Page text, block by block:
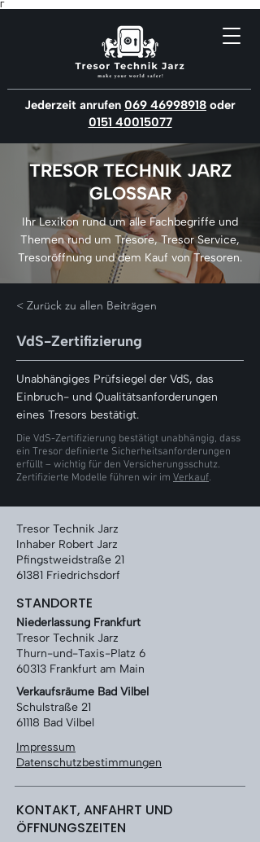
Γ
Jederzeit anrufen 069 46998918 oder
0151 40015077
TRESOR TECHNIK JARZ
GLOSSAR
Ihr Lexikon rund um alle Fachbegriffe und
Themen rund um Tresore, Tresor Service,
Tresoröffnung und dem Kauf von Tresoren.
< Zurück zu allen Beiträgen
VdS-Zertifizierung
Unabhängiges Prüfsiegel der VdS, das
Einbruch- und Qualitätsanforderungen
eines Tresors bestätigt.
Die VdS-Zertifizierung bestätigt unabhängig, dass
ein Tresor definierte Sicherheitsanforderungen
erfüllt – wichtig für den Versicherungsschutz.
Zertifizierte Modelle führen wir im Verkauf.
Tresor Technik Jarz
Inhaber Robert Jarz
Pfingstweidstraße 21
61381 Friedrichsdorf
STANDORTE
Niederlassung Frankfurt
Tresor Technik Jarz
Thurn-und-Taxis-Platz 6
60313 Frankfurt am Main
Verkaufsräume Bad Vilbel
Schulstraße 21
61118 Bad Vilbel
Impressum
Datenschutzbestimmungen
KONTAKT, ANFAHRT UND
ÖFFNUNGSZEITEN